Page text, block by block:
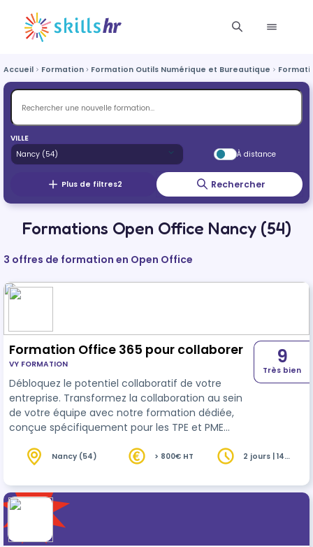
Accueil Formation Formation Outils Numérique et Bureautique
VILLE
À distance
Plus de filtres2 Rechercher
Formations Open Office Nancy (54)
3 offres de formation en Open Office
Formation Office 365 pour collaborer
VY FORMATION
Débloquez le potentiel collaboratif de votre
entreprise. Transformez la collaboration au sein
de votre équipe avec notre formation dédiée,
conçue spécifiquement pour les TPE et PME
numériques d' Office
365. 🚀 L'importance de la
entreprises estiment que la collaboration
améliore significativement la productivité.
Réduction des coûts opérationnels jusqu'à 20%
9
Très bien
Nancy (54) > 800€ HT
2 jours | 14